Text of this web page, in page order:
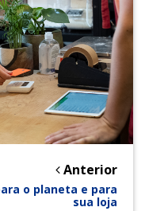
Anterior
o planeta e para
sua loja